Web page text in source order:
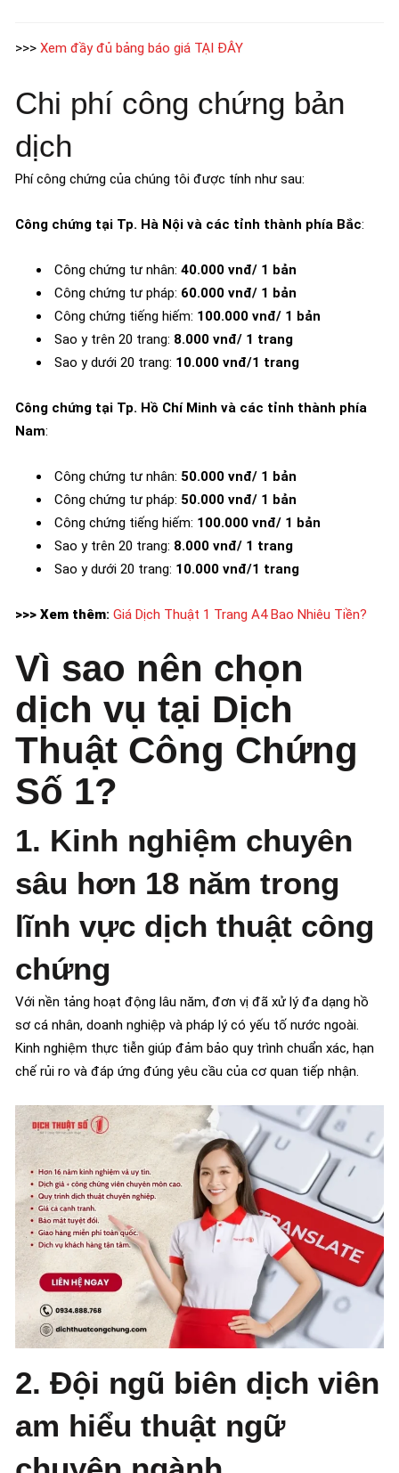
>>> Xem đầy đủ bảng báo giá TẠI ĐÂY
Chi phí công chứng bản
dịch
Phí công chứng của chúng tôi được tính như sau:
Công chứng tại Tp. Hà Nội và các tỉnh thành phía Bắc​:
Công chứng tư nhân: 40.000 vnđ/ 1 bản
Công chứng tư pháp: 60.000 vnđ/ 1 bản
Công chứng tiếng hiếm: 100.000 vnđ/ 1 bản
Sao y trên 20 trang: 8.000 vnđ/ 1 trang
Sao y dưới 20 trang: 10.000 vnđ/1 trang
Công chứng tại Tp. Hồ Chí Minh và các tỉnh thành phía
Nam:
Công chứng tư nhân: 50.000 vnđ/ 1 bản
Công chứng tư pháp: 50.000 vnđ/ 1 bản
Công chứng tiếng hiếm: 100.000 vnđ/ 1 bản
Sao y trên 20 trang: 8.000 vnđ/ 1 trang
Sao y dưới 20 trang: 10.000 vnđ/1 trang
>>> Xem thêm: Giá Dịch Thuật 1 Trang A4 Bao Nhiêu Tiền?
Vì sao nên chọn
dịch vụ tại Dịch
Thuật Công Chứng
Số 1?
1. Kinh nghiệm chuyên
sâu hơn 18 năm trong
lĩnh vực dịch thuật công
chứng
Với nền tảng hoạt động lâu năm, đơn vị đã xử lý đa dạng hồ
sơ cá nhân, doanh nghiệp và pháp lý có yếu tố nước ngoài.
Kinh nghiệm thực tiễn giúp đảm bảo quy trình chuẩn xác, hạn
chế rủi ro và đáp ứng đúng yêu cầu của cơ quan tiếp nhận.
2. Đội ngũ biên dịch viên
am hiểu thuật ngữ